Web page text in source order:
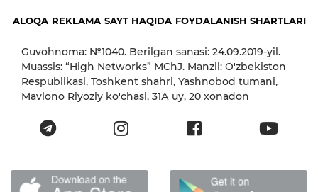
ALOQA REKLAMA SAYT HAQIDA FOYDALANISH SHARTLARI
Guvohnoma: №1040. Berilgan sanasi: 24.09.2019-yil.
Muassis: “High Networks” MChJ. Manzil: O'zbekiston
Respublikasi, Toshkent shahri, Yashnobod tumani,
Mavlono Riyoziy ko'chasi, 31А uy, 20 xonadon